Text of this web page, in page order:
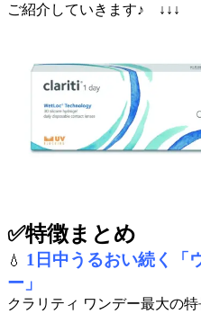
ご紹介していきます♪ ↓↓↓
✅特徴まとめ
💧 1日中うるおい続く
ー」
クラリティ ワンデー最大の